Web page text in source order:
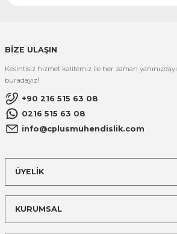
BİZE ULAŞIN
Kesintisiz hizmet kalitemiz ile her zaman
buradayız!
+90 216 515 63 08
0216 515 63 08
info@cplusmuhendislik.com
ÜYELİK
KURUMSAL